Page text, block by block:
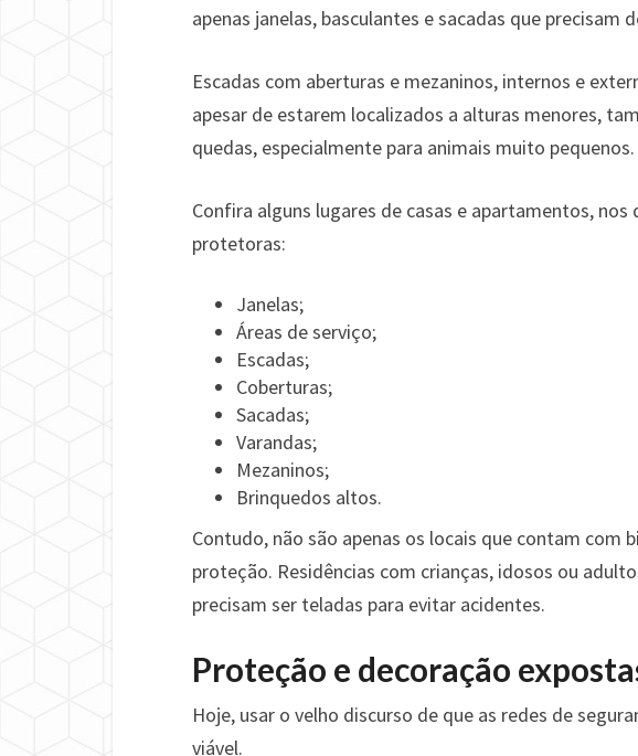
apenas janelas, basculantes e sacadas que precisam
Escadas com aberturas e mezaninos, internos e
apesar de estarem localizados a alturas menores,
quedas, especialmente para animais muito pequenos.
Confira alguns lugares de casas e apartamentos,
protetoras:
Janelas;
Áreas de serviço;
Escadas;
Coberturas;
Sacadas;
Varandas;
Mezaninos;
Brinquedos altos.
Contudo, não são apenas os locais que contam com
proteção. Residências com crianças, idosos ou
precisam ser teladas para evitar acidentes.
Proteção e decoração
Hoje, usar o velho discurso de que as redes de
viável.